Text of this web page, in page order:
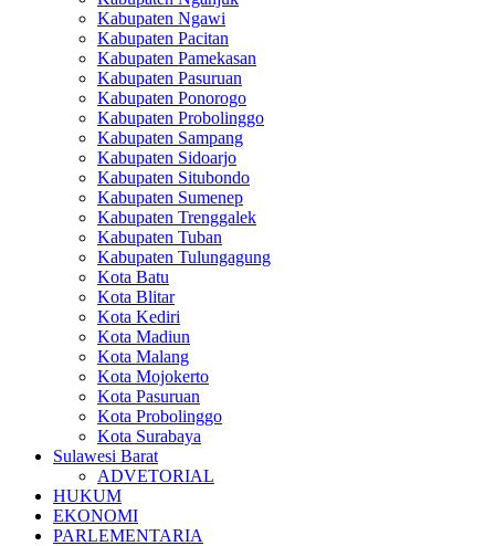
Kabupaten Ngawi
Kabupaten Pacitan
Kabupaten Pamekasan
Kabupaten Pasuruan
Kabupaten Ponorogo
Kabupaten Probolinggo
Kabupaten Sampang
Kabupaten Sidoarjo
Kabupaten Situbondo
Kabupaten Sumenep
Kabupaten Trenggalek
Kabupaten Tuban
Kabupaten Tulungagung
Kota Batu
Kota Blitar
Kota Kediri
Kota Madiun
Kota Malang
Kota Mojokerto
Kota Pasuruan
Kota Probolinggo
Kota Surabaya
Sulawesi Barat
ADVETORIAL
HUKUM
EKONOMI
PARLEMENTARIA